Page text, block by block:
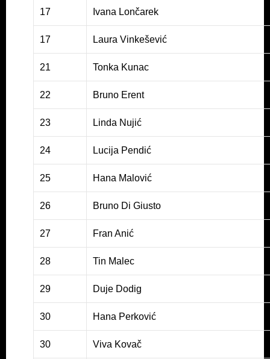
17 Ivana Lončarek
17 Laura Vinkešević
21 Tonka Kunac
22 Bruno Erent
23 Linda Nujić
24 Lucija Pendić
25 Hana Malović
26 Bruno Di Giusto
27 Fran Anić
28 Tin Malec
29 Duje Dodig
30 Hana Perković
30 Viva Kovač